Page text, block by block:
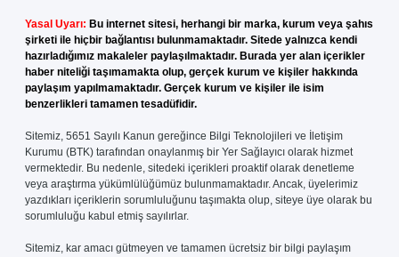
Yasal Uyarı: Bu internet sitesi, herhangi bir marka, kurum veya şahıs
şirketi ile hiçbir bağlantısı bulunmamaktadır. Sitede yalnızca kendi
hazırladığımız makaleler paylaşılmaktadır. Burada yer alan içerikler
haber niteliği taşımamakta olup, gerçek kurum ve kişiler hakkında
paylaşım yapılmamaktadır. Gerçek kurum ve kişiler ile isim
benzerlikleri tamamen tesadüfidir.
Sitemiz, 5651 Sayılı Kanun gereğince Bilgi Teknolojileri ve İletişim
Kurumu (BTK) tarafından onaylanmış bir Yer Sağlayıcı olarak hizmet
vermektedir. Bu nedenle, sitedeki içerikleri proaktif olarak denetleme
veya araştırma yükümlülüğümüz bulunmamaktadır. Ancak, üyelerimiz
yazdıkları içeriklerin sorumluluğunu taşımakta olup, siteye üye olarak bu
sorumluluğu kabul etmiş sayılırlar.
Sitemiz, kar amacı gütmeyen ve tamamen ücretsiz bir bilgi paylaşım